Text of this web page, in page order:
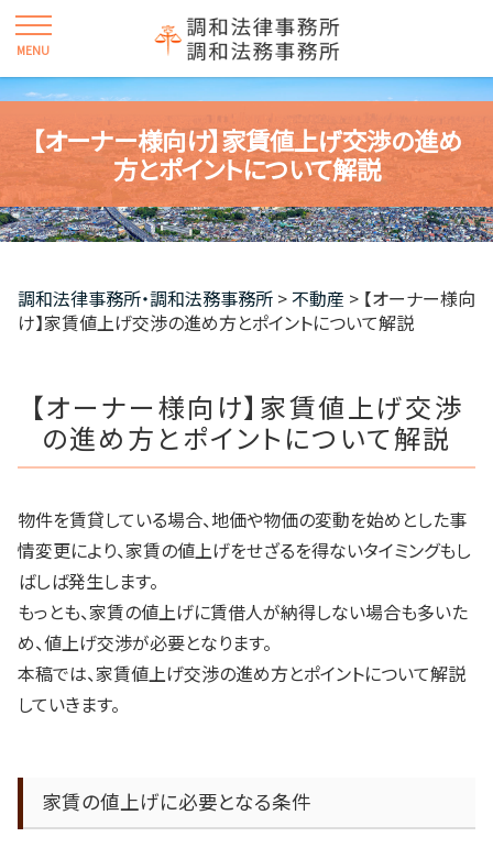
【オーナー様向け】家賃値上げ交渉の進め
方とポイントについて解説
調和法律事務所・調和法務事務所 >不動産 > 【オーナー様向
け】家賃値上げ交渉の進め方とポイントについて解説
【オーナー様向け】家賃値上げ交渉
の進め方とポイントについて解説
物件を賃貸している場合、地価や物価の変動を始めとした事
情変更により、家賃の値上げをせざるを得ないタイミングもし
ばしば発生します。
もっとも、家賃の値上げに賃借人が納得しない場合も多いた
め、値上げ交渉が必要となります。
本稿では、家賃値上げ交渉の進め方とポイントについて解説
していきます。
家賃の値上げに必要となる条件